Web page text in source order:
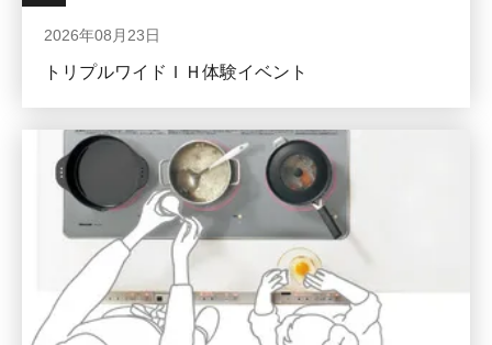
2026年08月23日
トリプルワイドＩＨ体験イベント